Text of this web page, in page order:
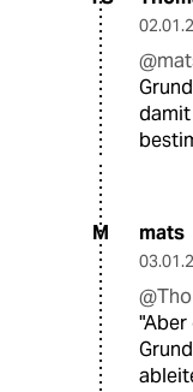
damit
M mats